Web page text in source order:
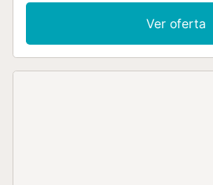
Ver oferta